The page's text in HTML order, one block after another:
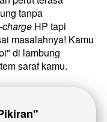
tanpa
HP tapi
masalahnya! Kamu
di lambung
saraf kamu.